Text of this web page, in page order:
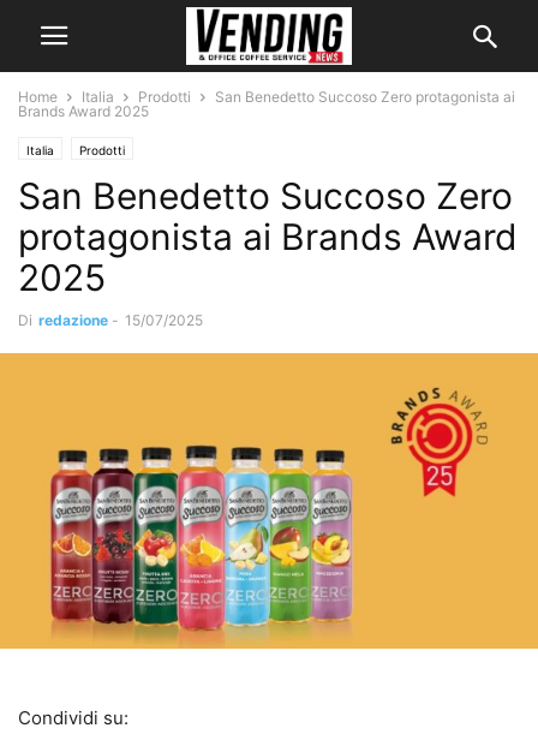
Home Italia Prodotti
San Benedetto Succoso Zero protagonista ai
Brands Award 2025
Italia Prodotti
San Benedetto Succoso Zero
protagonista ai Brands Award
2025
Di redazione - 15/07/2025
Condividi su: